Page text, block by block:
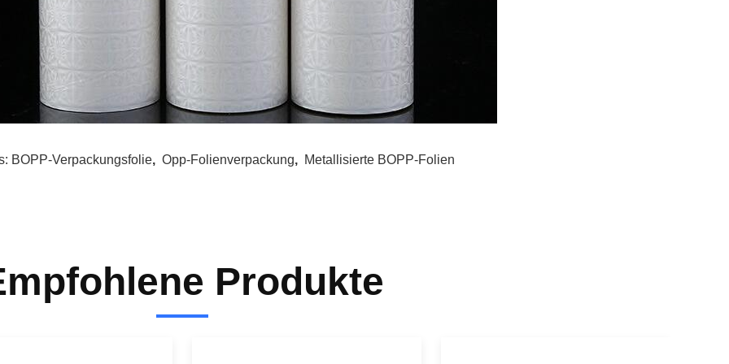
BOPP-Verpackungsfolie, Opp-Folienverpackung, Metallisierte BOPP-Folien
Produkte